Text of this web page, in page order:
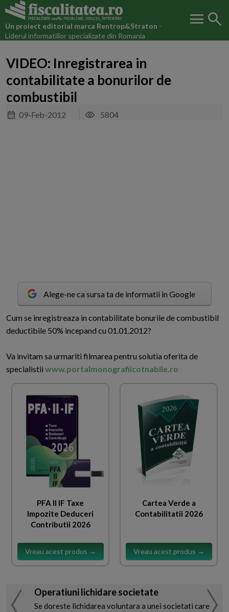
Un proiect editorial marca Rentrop&Straton -
Liderul informatiilor specializate din Romania
menu search
VIDEO: Inregistrarea in
contabilitate a bonurilor de
combustibil
09-Feb-2012 5804
Alege-ne ca sursa ta de informatii in Google
Cum se inregistreaza in contabilitate bonurile de combustibil
deductibile 50% incepand cu 01.01.2012?
Va invitam sa urmariti filmarea pentru solutia oferita de
specialistii www.portalmonografiicotnabile.ro
PFA II IF Taxe
Impozite Deduceri
Contributii 2026
Vreau acest produs →
Cartea Verde a
Contabilitatii 2026
Vreau acest produs →
Operatiuni lichidare societate
Se doreste lichidarea voluntara a unei societati care